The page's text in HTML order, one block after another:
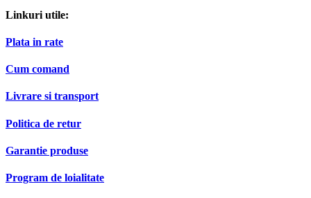
Linkuri utile:
Plata in rate
Cum comand
Livrare si transport
Politica de retur
Garantie produse
Program de loialitate